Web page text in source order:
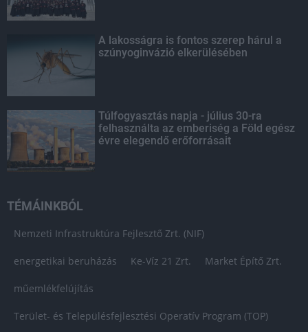
A lakosságra is fontos szerep hárul a
szúnyoginvázió elkerülésében
Túlfogyasztás napja - július 30-ra
felhasználta az emberiség a Föld egész
évre elegendő erőforrásait
TÉMÁINKBÓL
Nemzeti Infrastruktúra Fejlesztő Zrt. (NIF)
energetikai beruházás Ke-Víz 21 Zrt. Market Építő Zrt.
műemlékfelújítás
Terület- és Településfejlesztési Operatív Program (TOP)